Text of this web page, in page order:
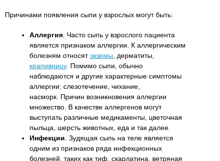
Причинами появления сыпи у взрослых могут быть:
Аллергия . Часто сыпь у взрослого пациента
является признаком аллергии. К аллергическим
болезням относятэкземы , дерматиты,
крапивницу. Помимо сыпи, обычно
наблюдаются и другие характерные симптомы
аллергии: слезотечение, чихание,
насморк. Причин возникновения аллергии
множество. В качестве аллергенов могут
выступать различные медикаменты, цветочная
пыльца, шерсть животных, еда и так далее.
Инфекции . Зудящая сыпь на теле является
одним из признаков ряда инфекционных
болезней, таких как тиф, скарлатина, ветряная